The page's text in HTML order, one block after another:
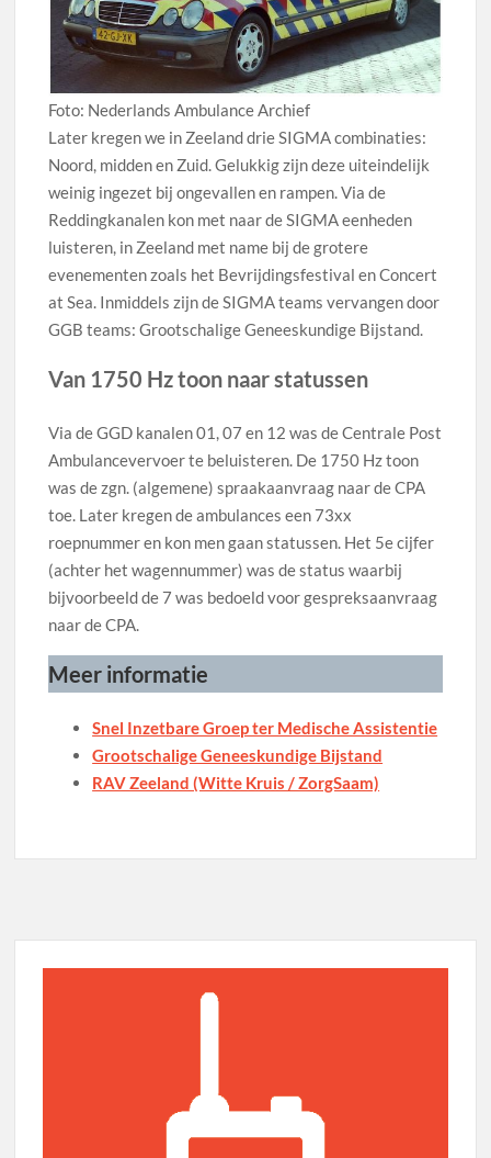
Foto: Nederlands Ambulance Archief
Later kregen we in Zeeland drie SIGMA combinaties:
Noord, midden en Zuid. Gelukkig zijn deze uiteindelijk
weinig ingezet bij ongevallen en rampen. Via de
Reddingkanalen kon met naar de SIGMA eenheden
luisteren, in Zeeland met name bij de grotere
evenementen zoals het Bevrijdingsfestival en Concert
at Sea. Inmiddels zijn de SIGMA teams vervangen door
GGB teams: Grootschalige Geneeskundige Bijstand.
Van 1750 Hz toon naar statussen
Via de GGD kanalen 01, 07 en 12 was de Centrale Post
Ambulancevervoer te beluisteren. De 1750 Hz toon
was de zgn. (algemene) spraakaanvraag naar de CPA
toe. Later kregen de ambulances een 73xx
roepnummer en kon men gaan statussen. Het 5e cijfer
(achter het wagennummer) was de status waarbij
bijvoorbeeld de 7 was bedoeld voor gespreksaanvraag
naar de CPA.
Meer informatie
Snel Inzetbare Groep ter Medische Assistentie
Grootschalige Geneeskundige Bijstand
RAV Zeeland (Witte Kruis / ZorgSaam)